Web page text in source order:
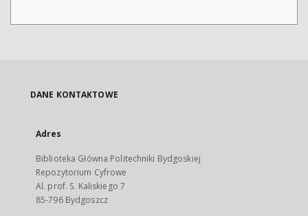
DANE KONTAKTOWE
Adres
Biblioteka Główna Politechniki Bydgoskiej
Repozytorium Cyfrowe
Al. prof. S. Kaliskiego 7
85-796 Bydgoszcz